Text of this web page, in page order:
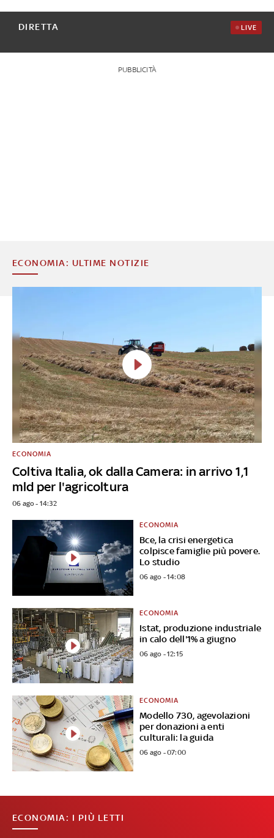
DIRETTA LIVE
PUBBLICITÀ
ECONOMIA: ULTIME NOTIZIE
Coltiva Italia, ok dalla Camera: in arrivo 1,1
mld per l'agricoltura
ECONOMIA
06 ago - 14:32
Bce, la crisi energetica
colpisce famiglie più povere.
Lo studio
ECONOMIA
06 ago - 14:08
Istat, produzione industriale
in calo dell'1% a giugno
ECONOMIA
06 ago - 12:15
Modello 730, agevolazioni
per donazioni a enti
culturali: la guida
ECONOMIA
06 ago - 07:00
ECONOMIA: I PIÙ LETTI